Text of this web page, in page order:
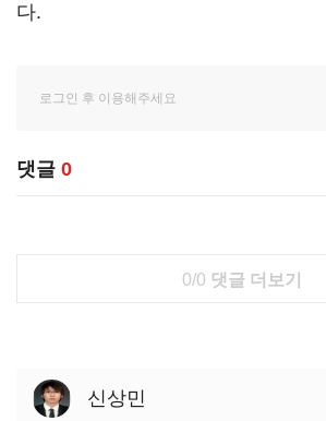
다.
댓글 0
0/0 댓글 더보기
신상민